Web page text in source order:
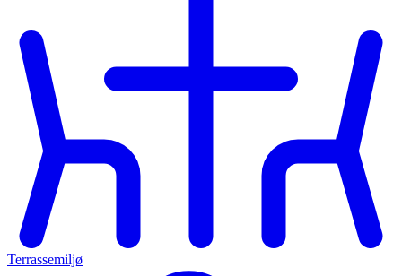
Terrassemiljø